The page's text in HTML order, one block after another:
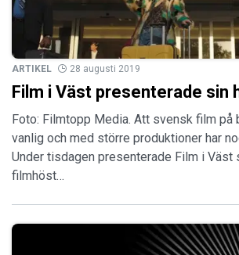
ARTIKEL 28 augusti 2019
Film i Väst presenterade sin
Foto: Filmtopp Media. Att svensk film på
vanlig och med större produktioner har
Under tisdagen presenterade Film i Väst
filmhöst…